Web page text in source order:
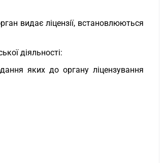
видає ліцензії, встановлюються
діяльності:
яких до органу ліцензування